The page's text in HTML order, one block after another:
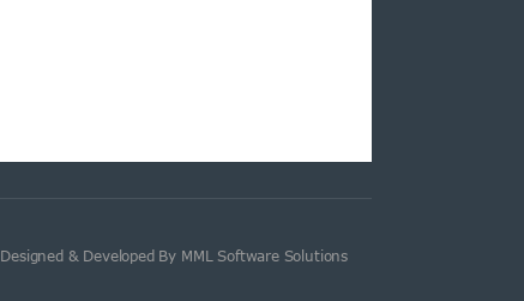
Designed & Developed By MML Software Solutions